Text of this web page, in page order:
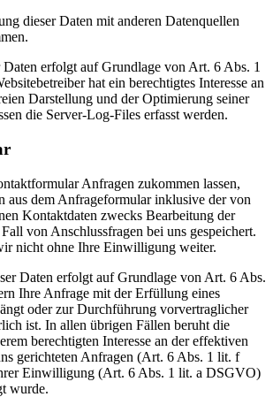
dieser Daten mit anderen Datenquellen
erfolgt auf Grundlage von Art. 6 Abs. 1
hat ein berechtigtes Interesse an
Darstellung und der Optimierung seiner
die Server-Log-Files erfasst werden.
Anfragen zukommen lassen,
aus dem Anfrageformular inklusive der von
Kontaktdaten zwecks Bearbeitung der
von Anschlussfragen bei uns gespeichert.
nicht ohne Ihre Einwilligung weiter.
Daten erfolgt auf Grundlage von Art. 6 Abs.
Ihre Anfrage mit der Erfüllung eines
oder zur Durchführung vorvertraglicher
ist. In allen übrigen Fällen beruht die
berechtigten Interesse an der effektiven
gerichteten Anfragen (Art. 6 Abs. 1 lit. f
Einwilligung (Art. 6 Abs. 1 lit. a DSGVO)
wurde.